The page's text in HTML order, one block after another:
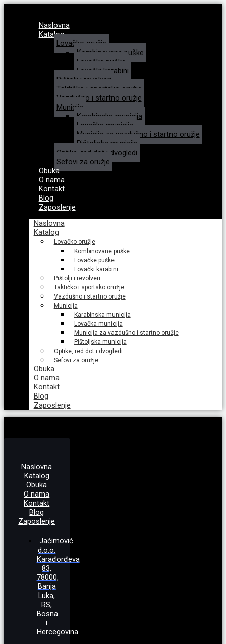
Naslovna
Katalog
Lovačko oružje
Kombinovane puške
Lovačke puške
Lovački karabini
Pištolji i revolveri
Taktičko i sportsko oružje
Vazdušno i startno oružje
Municija
Karabinska municija
Lovačka municija
Municija za vazdušno i startno oružje
Pištoljska municija
Optike, red dot i dvogledi
Sefovi za oružje
Obuka
O nama
Kontakt
Blog
Zaposlenje
Naslovna
Katalog
Lovačko oružje
Kombinovane puške
Lovačke puške
Lovački karabini
Pištolji i revolveri
Taktičko i sportsko oružje
Vazdušno i startno oružje
Municija
Karabinska municija
Lovačka municija
Municija za vazdušno i startno oružje
Pištoljska municija
Optike, red dot i dvogledi
Sefovi za oružje
Obuka
O nama
Kontakt
Blog
Zaposlenje
Naslovna
Katalog
Obuka
O nama
Kontakt
Blog
Zaposlenje
Jaćimović
d.o.o.
Karađorđeva
83,
78000,
Banja
Luka,
RS,
Bosna
i
Hercegovina